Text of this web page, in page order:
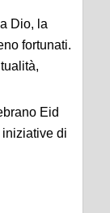
Dio, la
fortunati.
Eid
di